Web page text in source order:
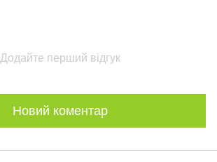
Додайте перший відгук
Новий коментар